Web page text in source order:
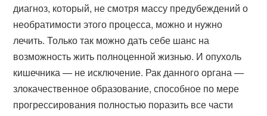
диагноз, который, не смотря массу предубеждений о
необратимости этого процесса, можно и нужно
лечить. Только так можно дать себе шанс на
возможность жить полноценной жизнью. И опухоль
кишечника — не исключение. Рак данного органа —
злокачественное образование, способное по мере
прогрессирования полностью поразить все части